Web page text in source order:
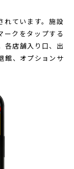
れています。施設
ークをタップする
各店舗入り口、出
館、オプションサ